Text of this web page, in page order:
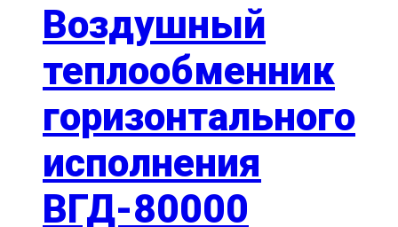
Воздушный
теплообменник
горизонтального
исполнения
ВГД-80000